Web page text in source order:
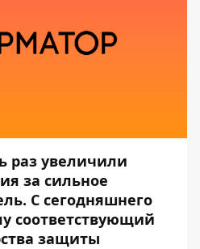
раз увеличили
за сильное
С сегодняшнего
соответствующий
защиты